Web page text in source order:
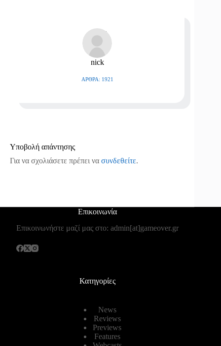
nick
ΆΡΘΡΑ: 1921
Υποβολή απάντησης
Για να σχολιάσετε πρέπει να συνδεθείτε.
Επικοινωνία
Επικοινωνήστε μαζί μας στο: admin[at]gameover.gr
Κατηγορίες
News
Reviews
Previews
Features